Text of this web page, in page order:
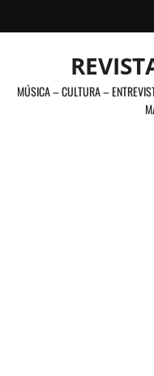
al
MÚSICA – CULTURA –